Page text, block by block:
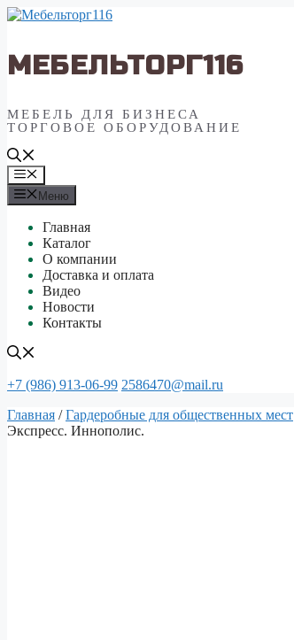
Перейти
МЕБЕЛЬТОРГ116
МЕБЕЛЬ ДЛЯ БИЗНЕСА
ТОРГОВОЕ ОБОРУДОВАНИЕ
Меню
Меню
Главная
Каталог
О компании
Доставка и оплата
Видео
Новости
Контакты
+7 (986) 913-06-99 2586470@mail.ru
Главная /Гардеробные для общественных мест
Экспресс. Иннополис.